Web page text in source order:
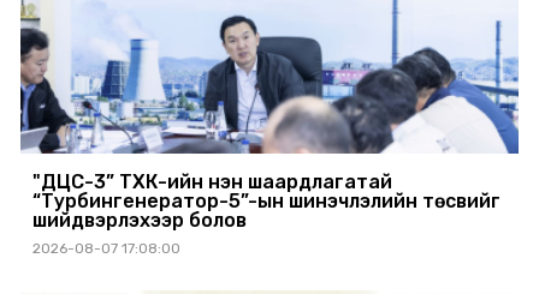
"ДЦС-3” ТӨХК-ийн нэн шаардлагатай
“Турбингенератор-5”-ын шинэчлэлийн төсвийг
шийдвэрлэхээр болов
2026-08-07 17:08:00